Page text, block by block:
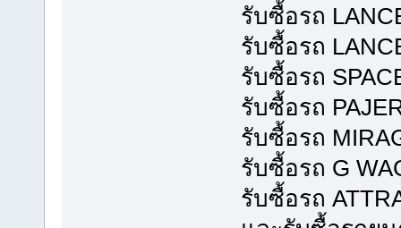
รับซื้อรถ
รับซื้อรถ
รับซื้อรถ
รับซื้อรถ
รับซื้อรถ
รับซื้อรถ G
รับซื้อรถ